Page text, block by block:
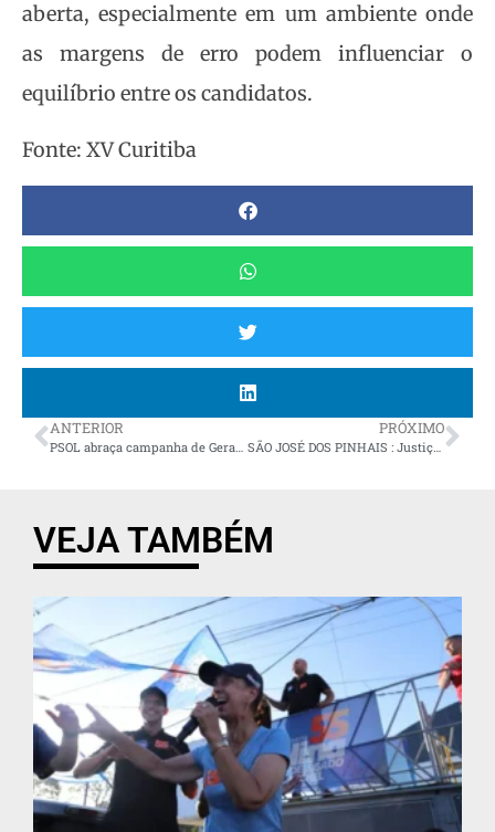
aberta, especialmente em um ambiente onde
as margens de erro podem influenciar o
equilíbrio entre os candidatos.
Fonte: XV Curitiba
ANTERIOR
PSOL abraça campanha de Geraldo Mendes em São José dos Pinhais
PRÓXIMO
SÃO JOSÉ DOS PINHAIS : Justiça Eleitoral impugna pesquisa “ARAPONGAS” divulgada por Geraldo Mendes por irregularidades graves
VEJA TAMBÉM